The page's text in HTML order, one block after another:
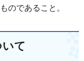
のであること。
て